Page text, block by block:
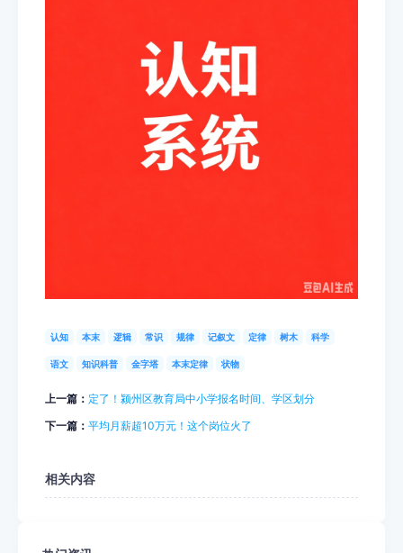
认知 本末 逻辑 常识 规律 记叙文 定律 树木 科学
语文 知识科普 金字塔 本末定律 状物
上一篇： 定了！颍州区教育局中小学报名时间、学区划分
下一篇： 平均月薪超10万元！这个岗位火了
相关内容